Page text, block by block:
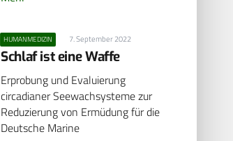
HUMANMEDIZIN 7. September 2022
Schlaf ist eine Waffe
Erprobung und Evaluierung
circadianer Seewachsysteme zur
Reduzierung von Ermüdung für die
Deutsche Marine